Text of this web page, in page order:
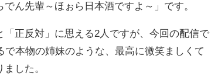
ん先輩～ほぉら日本酒ですよ～」です。
正反対」に思える2人ですが、今回の配信で
本物の姉妹のような、最高に微笑ましくて
した。